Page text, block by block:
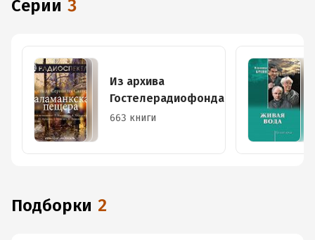
Серии 3
Из архива
Гостелерадиофонда
663 книги
Подборки 2